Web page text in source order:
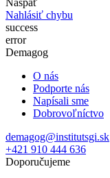
Nahlásiť chybu
success
error
Demagog
O nás
Podporte nás
Napísali sme
Dobrovoľníctvo
demagog@institutsgi.sk
+421 910 444 636
Doporučujeme